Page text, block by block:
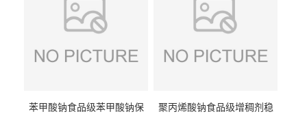
苯甲酸钠食品级苯甲酸钠保
聚丙烯酸钠食品级增稠剂稳